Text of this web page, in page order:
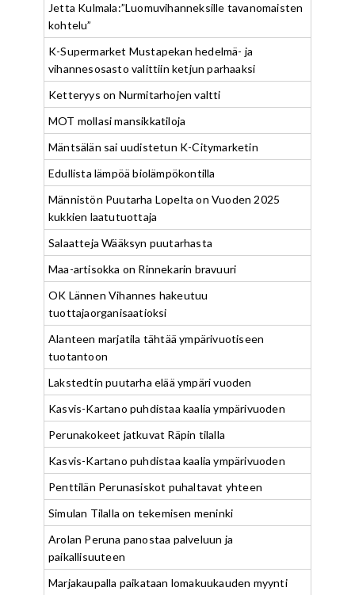
Jetta Kulmala:”Luomuvihanneksille tavanomaisten
kohtelu”
K-Supermarket Mustapekan hedelmä- ja
vihannesosasto valittiin ketjun parhaaksi
Ketteryys on Nurmitarhojen valtti
MOT mollasi mansikkatiloja
Mäntsälän sai uudistetun K-Citymarketin
Edullista lämpöä biolämpökontilla
Männistön Puutarha Lopelta on Vuoden 2025
kukkien laatutuottaja
Salaatteja Wääksyn puutarhasta
Maa-artisokka on Rinnekarin bravuuri
OK Lännen Vihannes hakeutuu
tuottajaorganisaatioksi
Alanteen marjatila tähtää ympärivuotiseen
tuotantoon
Lakstedtin puutarha elää ympäri vuoden
Kasvis-Kartano puhdistaa kaalia ympärivuoden
Perunakokeet jatkuvat Räpin tilalla
Kasvis-Kartano puhdistaa kaalia ympärivuoden
Penttilän Perunasiskot puhaltavat yhteen
Simulan Tilalla on tekemisen meninki
Arolan Peruna panostaa palveluun ja
paikallisuuteen
Marjakaupalla paikataan lomakuukauden myynti